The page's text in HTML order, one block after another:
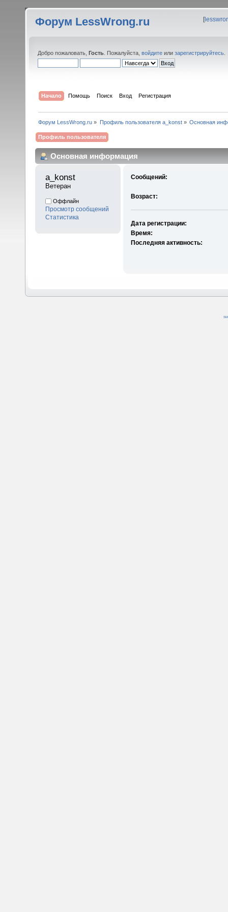
Форум LessWrong.ru [
Добро пожаловать, Гость . Пожалуйста, войдите или зарегистрируйтесь
Начало Помощь Поиск Вход Регистрация
Форум LessWrong.ru » Профиль пользователя a_konst» Основная
Профиль пользователя
Основная информация
a_konst
Ветеран
Оффлайн
Просмотр сообщений
Статистика
Сообщений:
Возраст:
Дата регистрации:
Время:
Последняя активность: